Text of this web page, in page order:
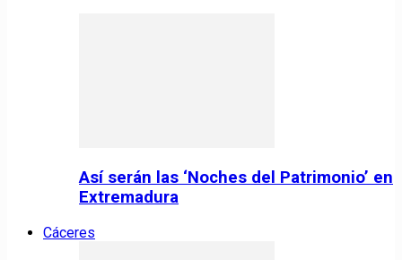
Así serán las ‘Noches del Patrimonio’ en
Extremadura
Cáceres